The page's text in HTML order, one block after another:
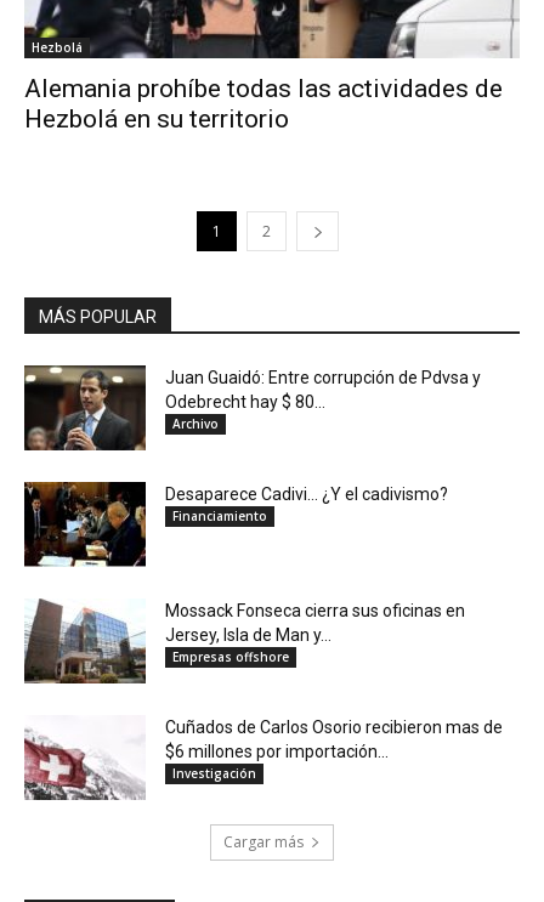
Hezbolá
Alemania prohíbe todas las actividades de
Hezbolá en su territorio
1 2
MÁS POPULAR
Juan Guaidó: Entre corrupción de Pdvsa y
Odebrecht hay $ 80...
Archivo
Desaparece Cadivi… ¿Y el cadivismo?
Financiamiento
Mossack Fonseca cierra sus oficinas en
Jersey, Isla de Man y...
Empresas offshore
Cuñados de Carlos Osorio recibieron mas de
$6 millones por importación...
Investigación
Cargar más